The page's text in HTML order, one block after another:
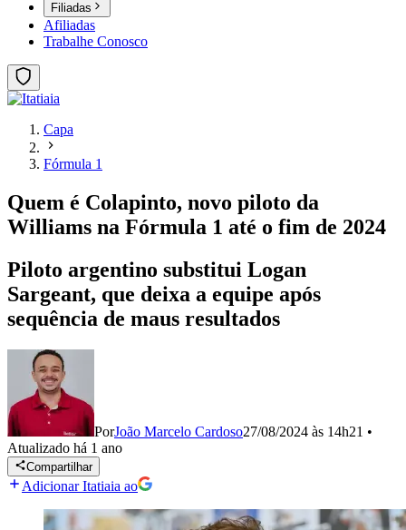
Filiadas
Afiliadas
Trabalhe Conosco
Capa
Fórmula 1
Quem é Colapinto, novo piloto da
Williams na Fórmula 1 até o fim de 2024
Piloto argentino substitui Logan
Sargeant, que deixa a equipe após
sequência de maus resultados
PorJoão Marcelo Cardoso27/08/2024 às 14h21 •
Atualizado há 1 ano
Compartilhar
Adicionar Itatiaia ao